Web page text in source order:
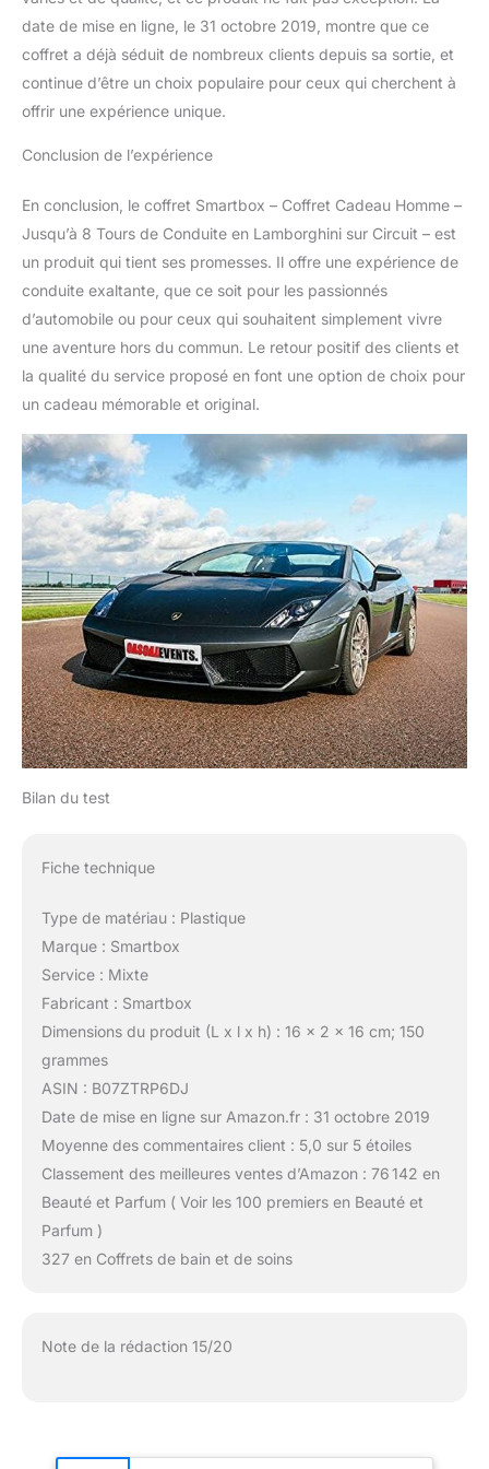
date de mise en ligne, le 31 octobre 2019, montre que ce
coffret a déjà séduit de nombreux clients depuis sa sortie, et
continue d’être un choix populaire pour ceux qui cherchent à
offrir une expérience unique.
Conclusion de l’expérience
En conclusion, le coffret Smartbox – Coffret Cadeau Homme –
Jusqu’à 8 Tours de Conduite en Lamborghini sur Circuit – est
un produit qui tient ses promesses. Il offre une expérience de
conduite exaltante, que ce soit pour les passionnés
d’automobile ou pour ceux qui souhaitent simplement vivre
une aventure hors du commun. Le retour positif des clients et
la qualité du service proposé en font une option de choix pour
un cadeau mémorable et original.
Bilan du test
Fiche technique
Type de matériau : Plastique
Marque : Smartbox
Service : Mixte
Fabricant : Smartbox
Dimensions du produit (L x l x h) : 16 x 2 x 16 cm; 150
grammes
ASIN : B07ZTRP6DJ
Date de mise en ligne sur Amazon.fr : 31 octobre 2019
Moyenne des commentaires client : 5,0 sur 5 étoiles
Classement des meilleures ventes d’Amazon : 76 142 en
Beauté et Parfum ( Voir les 100 premiers en Beauté et
Parfum )
327 en Coffrets de bain et de soins
Note de la rédaction 15/20